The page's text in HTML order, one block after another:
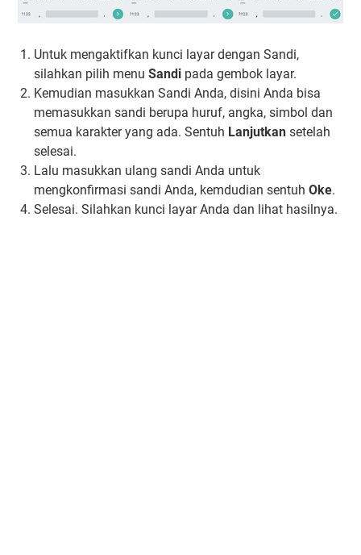
Untuk mengaktifkan kunci layar dengan Sandi,
silahkan pilih menu Sandi pada gembok layar.
Kemudian masukkan Sandi Anda, disini Anda bisa
memasukkan sandi berupa huruf, angka, simbol dan
semua karakter yang ada. Sentuh Lanjutkan setelah
selesai.
Lalu masukkan ulang sandi Anda untuk
mengkonfirmasi sandi Anda, kemdudian sentuh Oke.
Selesai. Silahkan kunci layar Anda dan lihat hasilnya.